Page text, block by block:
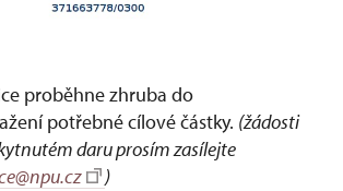
proběhne zhruba do
potřebné cílové částky. (žádosti
daru prosím zasílejte
)